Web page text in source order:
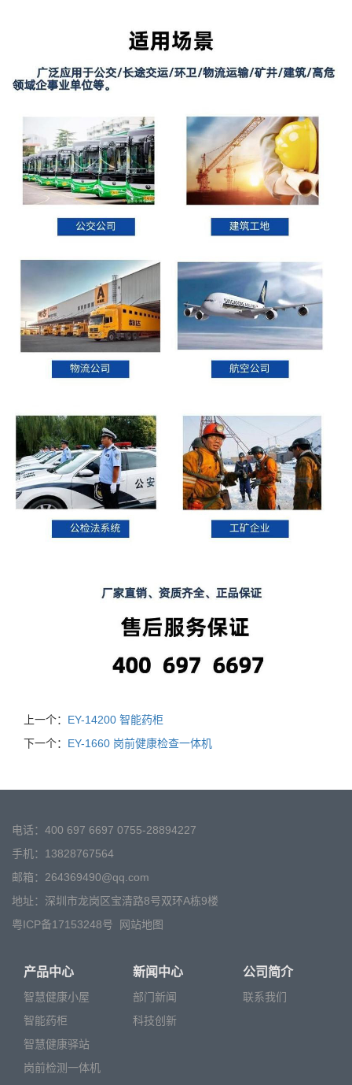
上一个： EY-14200 智能药柜
下一个： EY-1660 岗前健康检查一体机
电话：400 697 6697 0755-28894227
手机：13828767564
邮箱：264369490@qq.com
地址：深圳市龙岗区宝清路8号双环A栋9楼
粤ICP备17153248号
网站地图
产品中心
智慧健康小屋
智能药柜
智慧健康驿站
岗前检测一体机
新闻中心
部门新闻
科技创新
公司简介
联系我们